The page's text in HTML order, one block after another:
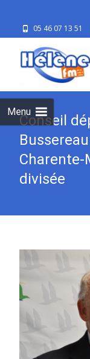
05 46 07 13 51
Menu
Conseil
Charente-
divisée